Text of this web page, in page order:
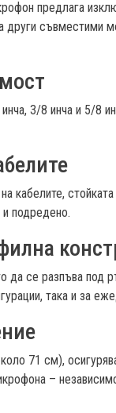
предлага
съвместими
3/8 инча и 5/8
кабелите,
и подредено.
да се разпъва под
така и за
71 см),
–